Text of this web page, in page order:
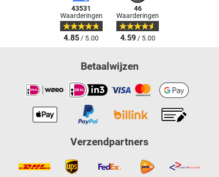
43531
Waarderingen
4.85/ 5.00
46
Waarderingen
4.59/ 5.00
Betaalwijzen
Verzendpartners